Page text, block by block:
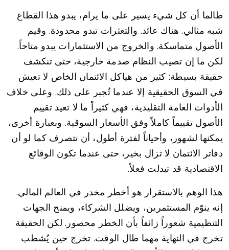
طالما أن كل شيء يسير على ما يرام، يبدو هذا القطاع
شبه مثالي. هناك عائد. والتعثرات تبدو محدودة. وقيم
الأصول متماسكة. والخروج من الاستثمارات يبدو متاحاً.
لكن ما إن تصيب النظام صدمة خارجية، حتى تنكشف
حقيقة بسيطة: كثير من هياكل الائتمان الخاص لا تعيش
في السوق الحقيقية إلا عندما تُجبر على ذلك. وعلى خلاف
الأدوات العامة التقليدية، فهي كثيراً ما لا تعيد تقييم
الأصول تقييماً كاملاً وفق الأسعار السوقية. وبعبارة أخرى،
يمكنها لشهور، وأحياناً لفترة أطول، أن تتصرف كما لو أن
دفاتر الائتمان لا تزال بخير، حتى عندما تكون الوقائع
الاقتصادية قد تبدلت فعلاً.
هذا الوهم بالاستقرار هو أخطر مخدر في العالم المالي.
إنه ينوّم المستثمرين، ويضلل الشركاء، ويمنح الجهات
التنظيمية شعوراً زائفاً بأن الخطر محصور. لكن الحقيقة
تخرج في النهاية مهما طال الوقت. تخرج حين يُشطب